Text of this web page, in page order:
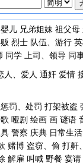
儿 兄弟姐妹 祖父母
烈士 队伍、游行
同学 上司、领导 同
人、爱人 通奸 爱情
惩罚、处罚 打架被盗
哑剧 绘画 画 谜语
警察 庆典 日常生活
赌博 盗窃、偷 打鼾
解雇 叫喊 野餐 宴请